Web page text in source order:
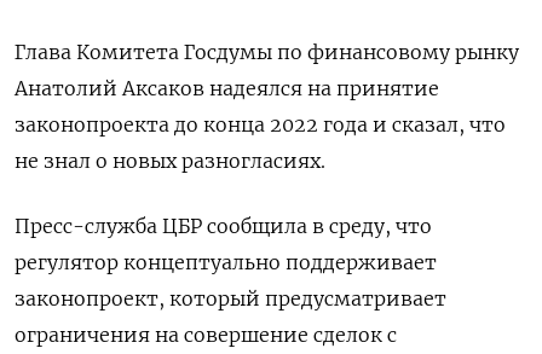
Глава Комитета Госдумы по финансовому рынку
Анатолий Аксаков надеялся на принятие
законопроекта до конца 2022 года и сказал, что
не знал о новых разногласиях.
Пресс-служба ЦБР сообщила в среду, что
регулятор концептуально поддерживает
законопроект, который предусматривает
ограничения на совершение сделок с